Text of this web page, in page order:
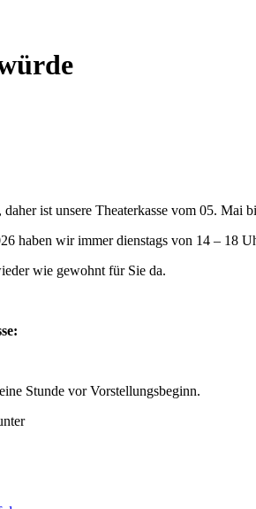
, daher ist unsere Theaterkasse vom 05. Mai
haben wir immer dienstags von 14 – 18
wie gewohnt für Sie da.
Stunde vor Vorstellungsbeginn.